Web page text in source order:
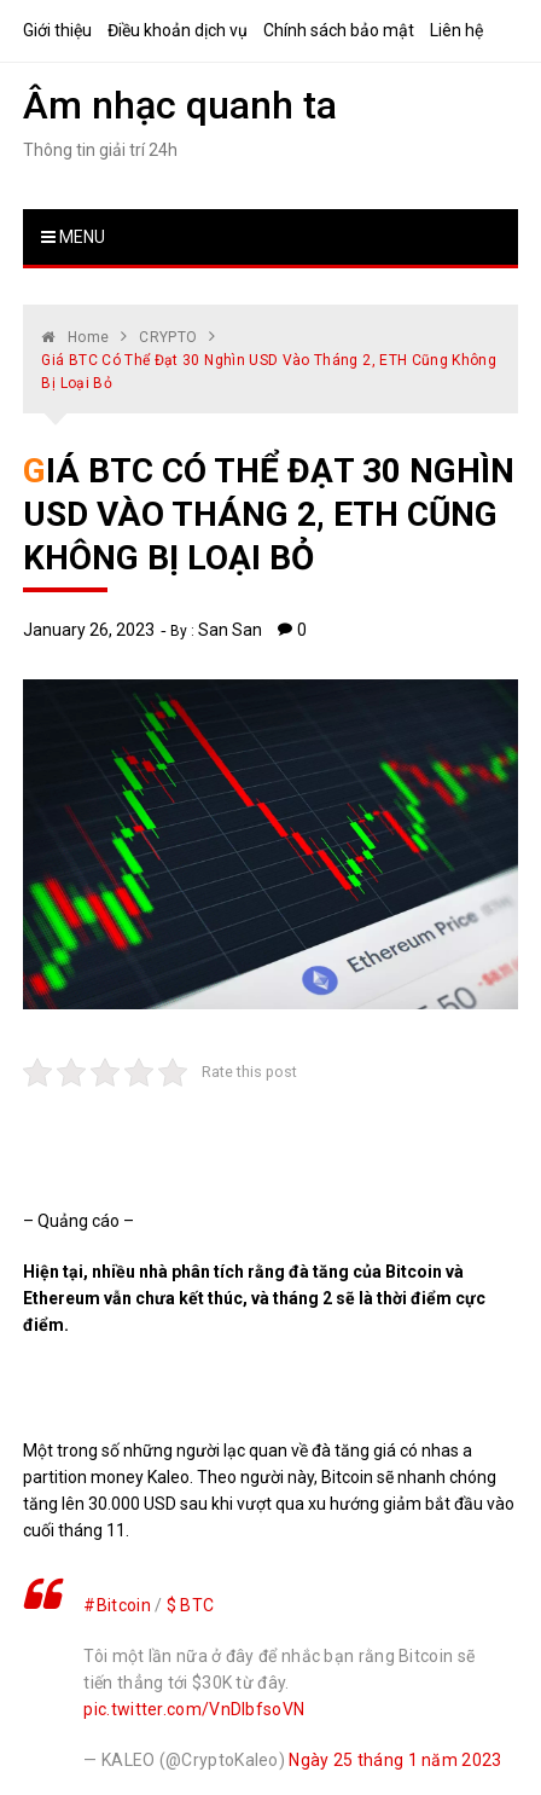
Giới thiệu Điều khoản dịch vụ Chính sách bảo mật Liên hệ
Âm nhạc quanh ta
Thông tin giải trí 24h
MENU
Home
CRYPTO
Giá BTC Có Thể Đạt 30 Nghìn USD Vào Tháng 2, ETH Cũng Không
Bị Loại Bỏ
GIÁ BTC CÓ THỂ ĐẠT 30 NGHÌN
USD VÀO THÁNG 2, ETH CŨNG
KHÔNG BỊ LOẠI BỎ
January 26, 2023 By :San San 0
Rate this post
– Quảng cáo –
Hiện tại, nhiều nhà phân tích rằng đà tăng của Bitcoin và
Ethereum vẫn chưa kết thúc, và tháng 2 sẽ là thời điểm cực
điểm.
Một trong số những người lạc quan về đà tăng giá có nhas a
partition money Kaleo. Theo người này, Bitcoin sẽ nhanh chóng
tăng lên 30.000 USD sau khi vượt qua xu hướng giảm bắt đầu vào
cuối tháng 11.
#Bitcoin / $ BTC
Tôi một lần nữa ở đây để nhắc bạn rằng Bitcoin sẽ
tiến thẳng tới $30K từ đây.
pic.twitter.com/VnDlbfsoVN
— KALEO (@CryptoKaleo) Ngày 25 tháng 1 năm 2023